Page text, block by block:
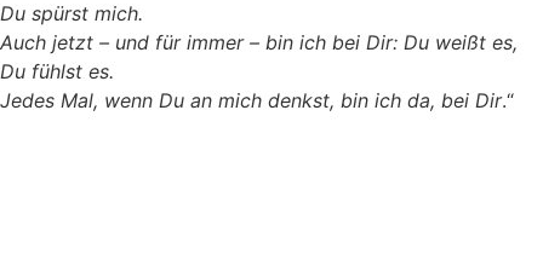
Du spürst mich.
Auch jetzt – und für immer – bin ich bei Dir: Du weißt es,
Du fühlst es.
Jedes Mal, wenn Du an mich denkst, bin ich da, bei Dir.“